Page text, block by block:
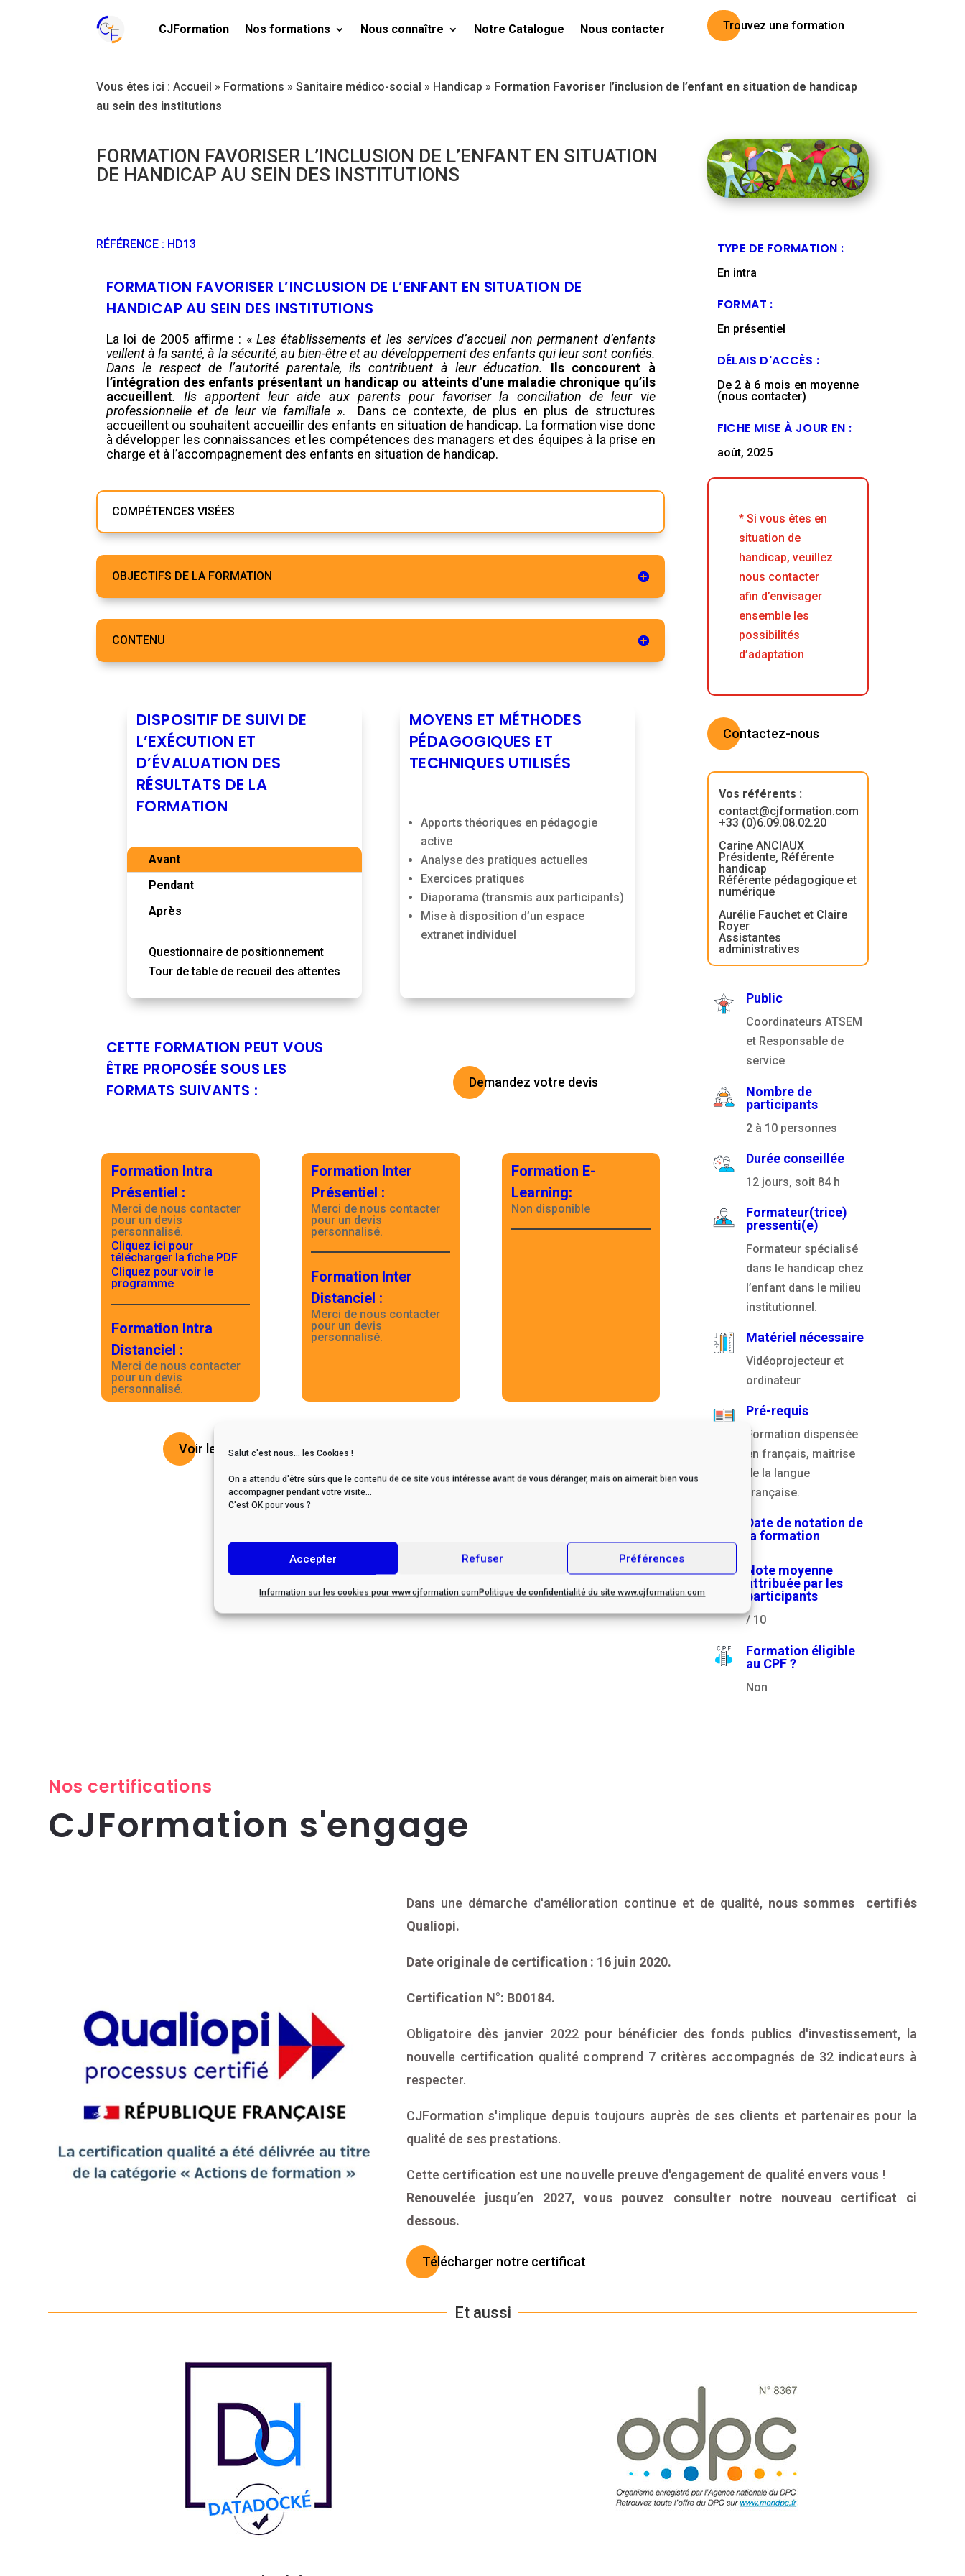
Salut c'est nous... les Cookies !
On a attendu d'être sûrs que le contenu de ce site vous intéresse avant de vous déranger, mais on aimerait bien vous
accompagner pendant votre visite...
C'est OK pour vous ?
Accepter Refuser Préférences
Information sur les cookies pour www.cjformation.comPolitique de confidentialité du site www.cjformation.com
CJFormation Nos formations Nous connaître Notre Catalogue Nous contacter Trouvez une formation
Vous êtes ici :Accueil » Formations »Sanitaire médico-social » Handicap » Formation Favoriser l’inclusion de l’enfant en situation de handicap
au sein des institutions
FORMATION FAVORISER L’INCLUSION DE L’ENFANT EN SITUATION
DE HANDICAP AU SEIN DES INSTITUTIONS
RÉFÉRENCE : HD13
FORMATION FAVORISER L’INCLUSION DE L’ENFANT EN SITUATION DE
HANDICAP AU SEIN DES INSTITUTIONS
La loi de 2005 affirme : «Les établissements et les services d’accueil non permanent d’enfants
veillent à la santé, à la sécurité, au bien-être et au développement des enfants qui leur sont confiés.
Dans le respect de l’autorité parentale, ils contribuent à leur éducation. Ils concourent à
l’intégration des enfants présentant un handicap ou atteints d’une maladie chronique qu’ils
accueillent. Ils apportent leur aide aux parents pour favoriser la conciliation de leur vie
professionnelle et de leur vie familiale ». Dans ce contexte, de plus en plus de structures
accueillent ou souhaitent accueillir des enfants en situation de handicap. La formation vise donc
à développer les connaissances et les compétences des managers et des équipes à la prise en
charge et à l’accompagnement des enfants en situation de handicap.
COMPÉTENCES VISÉES
OBJECTIFS DE LA FORMATION
CONTENU
DISPOSITIF DE SUIVI DE
L’EXÉCUTION ET
D’ÉVALUATION DES
RÉSULTATS DE LA
FORMATION
Avant
Pendant
Après
Questionnaire de positionnement
Tour de table de recueil des attentes
MOYENS ET MÉTHODES
PÉDAGOGIQUES ET
TECHNIQUES UTILISÉS
Apports théoriques en pédagogie
active
Analyse des pratiques actuelles
Exercices pratiques
Diaporama (transmis aux participants)
Mise à disposition d’un espace
extranet individuel
CETTE FORMATION PEUT VOUS
ÊTRE PROPOSÉE SOUS LES
FORMATS SUIVANTS :
Demandez votre devis
Formation Intra
Présentiel :
Merci de nous contacter
pour un devis
personnalisé.
Cliquez ici pour
télécharger la fiche PDF
Cliquez pour voir le
programme
Formation Intra
Distanciel :
Merci de nous contacter
pour un devis
personnalisé.
Formation Inter
Présentiel :
Merci de nous contacter
pour un devis
personnalisé.
Formation Inter
Distanciel :
Merci de nous contacter
pour un devis
personnalisé.
Formation E-
Learning:
Non disponible
Voir le catalogue
TYPE DE FORMATION :
En intra
FORMAT :
En présentiel
DÉLAIS D'ACCÈS :
De 2 à 6 mois en moyenne
(nous contacter)
FICHE MISE À JOUR EN :
août, 2025
* Si vous êtes en
situation de
handicap, veuillez
nous contacter
afin d’envisager
ensemble les
possibilités
d’adaptation
Contactez-nous
Vos référents :
contact@cjformation.com
+33 (0)6.09.08.02.20
Carine ANCIAUX
Présidente, Référente
handicap
Référente pédagogique et
numérique
Aurélie Fauchet et Claire
Royer
Assistantes
administratives
Public
Coordinateurs ATSEM
et Responsable de
service
Nombre de
participants
2 à 10 personnes
Durée conseillée
12 jours, soit 84 h
Formateur(trice)
pressenti(e)
Formateur spécialisé
dans le handicap chez
l’enfant dans le milieu
institutionnel.
Matériel nécessaire
Vidéoprojecteur et
ordinateur
Pré-requis
Formation dispensée
en français, maîtrise
de la langue
française.
Date de notation de
la formation
Note moyenne
attribuée par les
participants
/ 10
Formation éligible
au CPF ?
Non
Nos certifications
CJFormation s'engage
Dans une démarche d'amélioration continue et de qualité, nous sommes certifiés
Qualiopi.
Date originale de certification : 16 juin 2020.
Certification N°: B00184.
Obligatoire dès janvier 2022 pour bénéficier des fonds publics d'investissement, la
nouvelle certification qualité comprend 7 critères accompagnés de 32 indicateurs à
respecter.
CJFormation s'implique depuis toujours auprès de ses clients et partenaires pour la
qualité de ses prestations.
Cette certification est une nouvelle preuve d'engagement de qualité envers vous !
Renouvelée jusqu’en 2027, vous pouvez consulter notre nouveau certificat ci
dessous.
Télécharger notre certificat
Et aussi